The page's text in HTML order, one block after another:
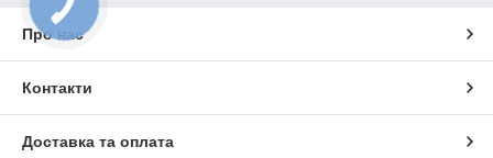
Про нас
Контакти
Доставка та оплата
КНОПКА
ЗВ'ЯЗКУ